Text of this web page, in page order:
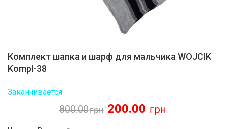
Комплект шапка и шарф для мальчика WOJCIK
Kompl-38
Заканчивается
800.00 200.00